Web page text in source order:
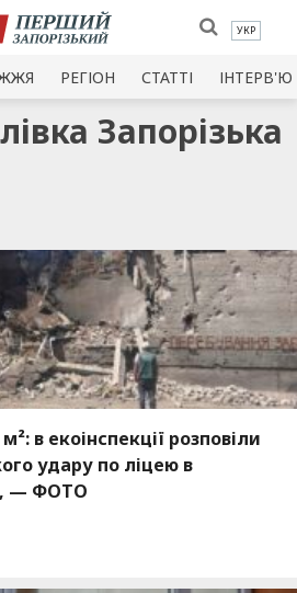
УКР
РЕГІОН СТАТТІ ІНТЕРВ'Ю
Запорізька
в екоінспекції розповіли
удару по ліцею в
— ФОТО